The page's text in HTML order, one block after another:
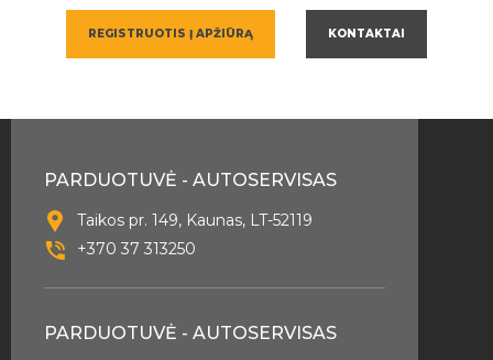
REGISTRUOTIS Į APŽIŪRĄ KONTAKTAI
PARDUOTUVĖ - AUTOSERVISAS
Taikos pr. 149, Kaunas, LT-52119
+370 37 313250
PARDUOTUVĖ - AUTOSERVISAS